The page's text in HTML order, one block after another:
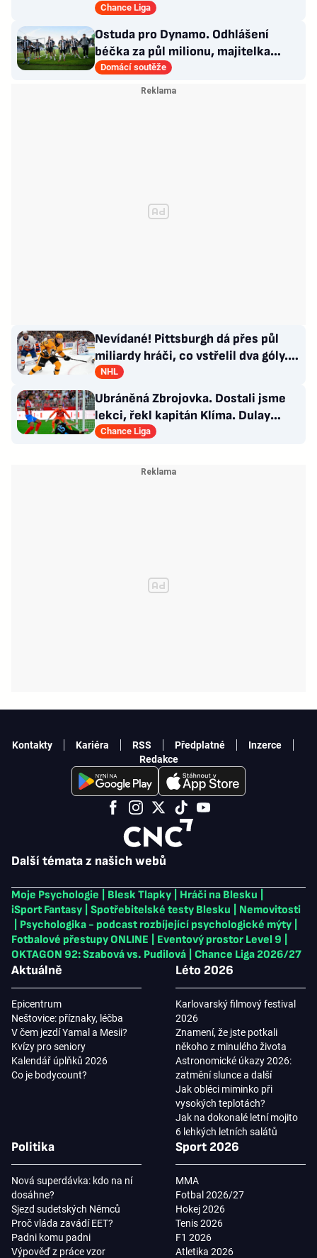
pět let?
Chance Liga
Ostuda pro Dynamo. Odhlášení
béčka za půl milionu, majitelka
odmítla nabídku kraje
Domácí soutěže
Nevídané! Pittsburgh dá přes půl
miliardy hráči, co vstřelil dva góly.
GM se hájí
NHL
Ubráněná Zbrojovka. Dostali jsme
lekci, řekl kapitán Klíma. Dulay
překonal kamaráda
Chance Liga
Další témata z našich webů
Moje Psychologie Blesk Tlapky Hráči na Blesku
iSport Fantasy
Spotřebitelské testy Blesku
Nemovitosti
Psychologika - podcast rozbíjející psychologické mýty
Fotbalové přestupy ONLINE
Eventový prostor Level 9
OKTAGON 92: Szabová vs. Pudilová
Chance Liga 2026/27
Aktuálně
Epicentrum
Neštovice: příznaky, léčba
V čem jezdí Yamal a Mesii?
Kvízy pro seniory
Kalendář úplňků 2026
Co je bodycount?
Léto 2026
Karlovarský filmový festival
2026
Znamení, že jste potkali
někoho z minulého života
Astronomické úkazy 2026:
zatmění slunce a další
Jak obléci miminko při
vysokých teplotách?
Jak na dokonalé letní mojito
6 lehkých letních salátů
Politika
Nová superdávka: kdo na ní
dosáhne?
Sjezd sudetských Němců
Proč vláda zavádí EET?
Padni komu padni
Výpověď z práce vzor
Sport 2026
MMA
Fotbal 2026/27
Hokej 2026
Tenis 2026
F1 2026
Atletika 2026
Kontakty Kariéra RSS Předplatné
Inzerce
Redakce